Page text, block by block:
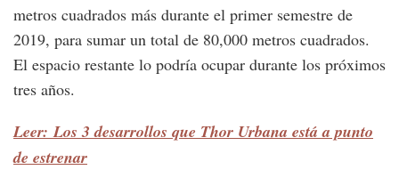
metros cuadrados más durante el primer semestre de
2019, para sumar un total de 80,000 metros cuadrados.
El espacio restante lo podría ocupar durante los próximos
tres años.
Leer: Los 3 desarrollos que Thor Urbana está a punto
de estrenar